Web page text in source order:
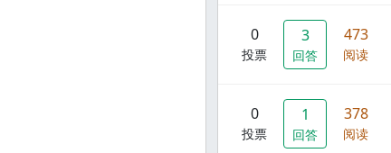
0
投票
3
回答
473
阅读
0
投票
1
回答
378
阅读